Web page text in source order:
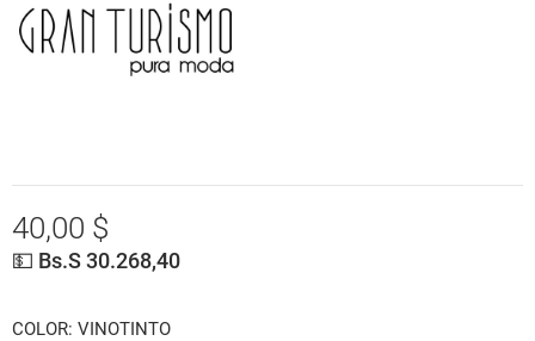
40,00 $
💵 Bs.S 30.268,40
COLOR: VINOTINTO